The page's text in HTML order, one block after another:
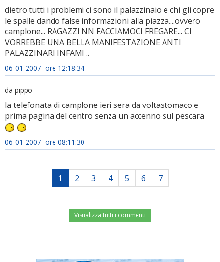
dietro tutti i problemi ci sono il palazzinaio e chi gli copre
le spalle dando false informazioni alla piazza....ovvero
camplone... RAGAZZI NN FACCIAMOCI FREGARE... CI
VORREBBE UNA BELLA MANIFESTAZIONE ANTI
PALAZZINARI INFAMI ..
06-01-2007 ore 12:18:34
da pippo
la telefonata di camplone ieri sera da voltastomaco e
prima pagina del centro senza un accenno sul pescara
06-01-2007 ore 08:11:30
1 2 3 4 5 6 7
Visualizza tutti i commenti